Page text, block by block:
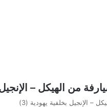
من الهيكل – الإنجيل
– الإنجيل بخلفية يهودية (3)